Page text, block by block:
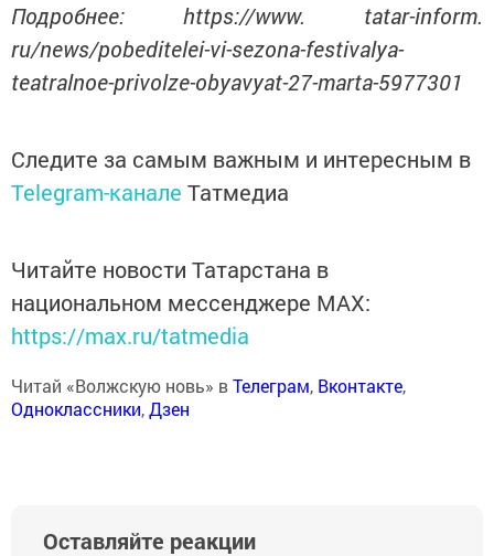
Подробнее: https://www. tatar-inform.
ru/news/pobeditelei-vi-sezona-festivalya-
teatralnoe-privolze-obyavyat-27-marta-5977301
Следите за самым важным и интересным в
Telegram-канале Татмедиа
Читайте новости Татарстана в
национальном мессенджере MАХ:
https://max.ru/tatmedia
Читай «Волжскую новь» вТелеграм, Вконтакте,
Одноклассники,Дзен
Оставляйте реакции